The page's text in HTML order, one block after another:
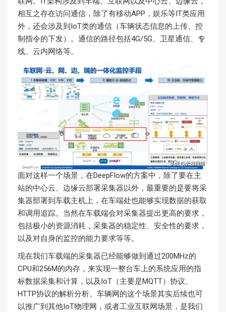
相互之存在访问通信，除了有移动APP，娱乐等IT类应用
外，还会涉及到IoT类的通信（车辆状态信息的上传、控
制指令的下发）。通信的路径包括4G/5G、卫星通信、专
线、云内网络等。
面对这样一个场景，在DeepFlow的方案中，除了要在主
站的中心云、边缘云部署采集器以外，最重要的是要将采
集器部署到车载主机上，在车端处也能够实现数据的获取
和调用追踪。当然在车载端会对采集器提出更高的要求，
包括极小的资源消耗，采集器的稳定性、安全性的要求，
以及对自身的监控的能力要求等等。
现在我们车载端的采集器已经能够做到通过200MHz的
CPU和256M的内存，来实现一整台车上的系统应用的指
标数据采集和计算，以及IoT（主要是MQTT）协议、
HTTP协议的解析分析。车辆网的这个场景其实后续也可
以推广到其他IoT物理网，或者工业互联网场景，是我们